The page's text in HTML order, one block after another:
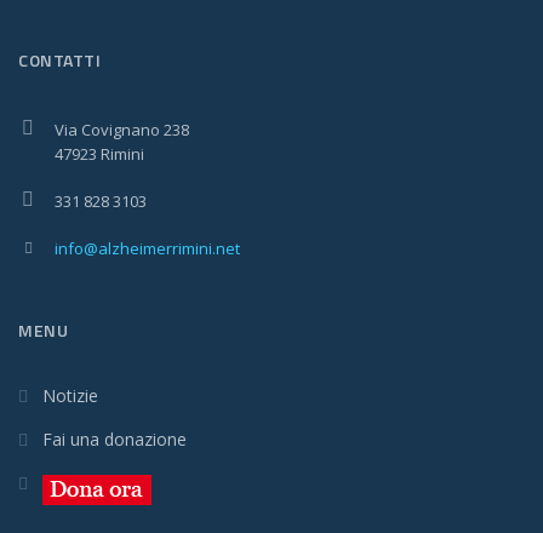
CONTATTI
Via Covignano 238
47923 Rimini
331 828 3103
info@alzheimerrimini.net
MENU
Notizie
Fai una donazione